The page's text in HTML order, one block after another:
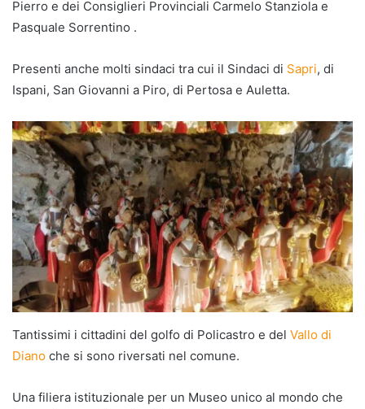
Pierro e dei Consiglieri Provinciali Carmelo Stanziola e
Pasquale Sorrentino .
Presenti anche molti sindaci tra cui il Sindaci di Sapri, di
Ispani, San Giovanni a Piro, di Pertosa e Auletta.
Tantissimi i cittadini del golfo di Policastro e del Vallo di
Diano che si sono riversati nel comune.
Una filiera istituzionale per un Museo unico al mondo che